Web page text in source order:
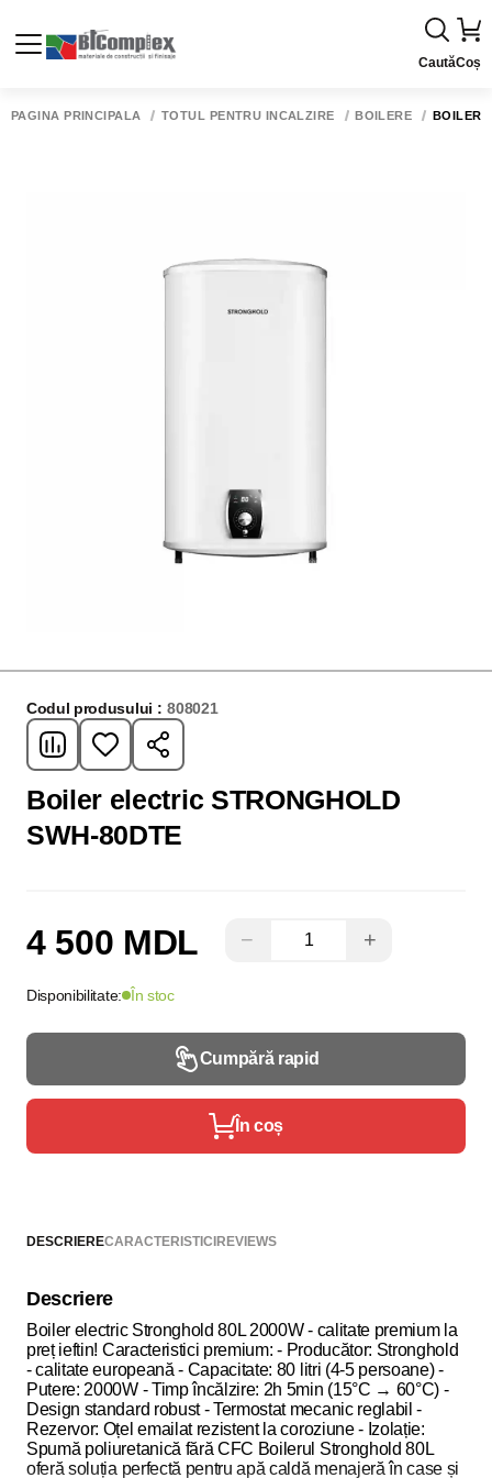
CautăCoș
PAGINA PRINCIPALĂ TOTUL PENTRU INCALZIRE BOILERE BOILER
Codul produsului : 808021
Boiler electric STRONGHOLD
SWH-80DTE
4 500 MDL − +
Disponibilitate: În stoc
Cumpără rapid
În coș
DESCRIERECARACTERISTICIREVIEWS
Descriere
Boiler electric Stronghold 80L 2000W - calitate premium la
preț ieftin! Caracteristici premium: - Producător: Stronghold
- calitate europeană - Capacitate: 80 litri (4-5 persoane) -
Putere: 2000W - Timp încălzire: 2h 5min (15°C → 60°C) -
Design standard robust - Termostat mecanic reglabil -
Rezervor: Oțel emailat rezistent la coroziune - Izolație:
Spumă poliuretanică fără CFC Boilerul Stronghold 80L
oferă soluția perfectă pentru apă caldă menajeră în case și